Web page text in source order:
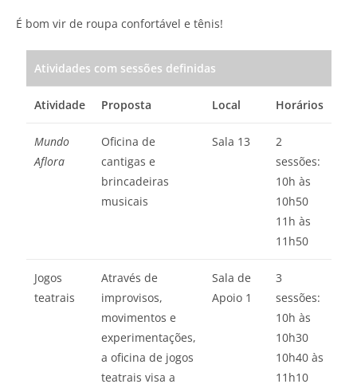
É bom vir de roupa confortável e tênis!
Atividades com sessões definidas
Atividade Proposta Local Horários
Mundo
Aflora
Oficina de
cantigas e
brincadeiras
musicais
Sala 13
2
sessões:
10h às
10h50
11h às
11h50
Jogos
teatrais
Através de
improvisos,
movimentos e
experimentações,
a oficina de jogos
teatrais visa a
Sala de
Apoio 1
3
sessões:
10h às
10h30
10h40 às
11h10